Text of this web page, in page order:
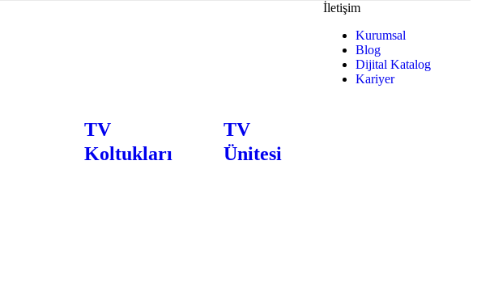
TV
Koltukları
TV
Ünitesi
İletişim
Kurumsal
Blog
Dijital Katalog
Kariyer